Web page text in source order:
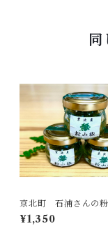
京北町 石浦さんの
（数量限定）
¥1,350